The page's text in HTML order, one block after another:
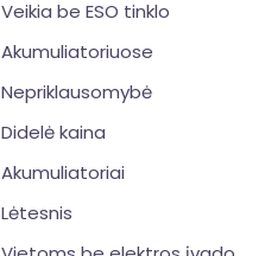
Veikia be ESO tinklo
Akumuliatoriuose
Nepriklausomybė
Didelė kaina
Akumuliatoriai
Lėtesnis